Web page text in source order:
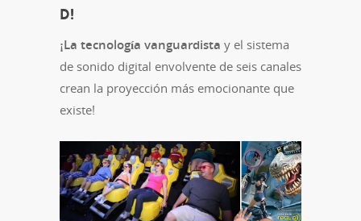
D!
¡La tecnología vanguardista y el sistema
de sonido digital envolvente de seis canales
crean la proyección más emocionante que
existe!